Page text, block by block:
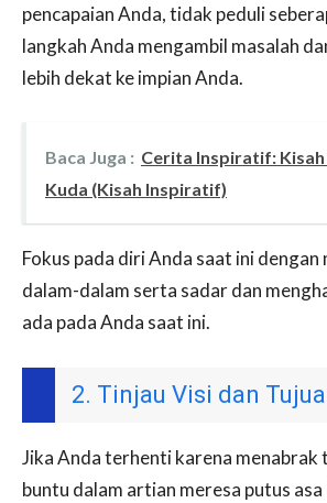
pencapaian Anda, tidak peduli
langkah Anda mengambil masalah
lebih dekat ke impian Anda.
Baca Juga : Cerita Inspiratif: Kisah
Kuda (Kisah Inspiratif)
Fokus pada diri Anda saat ini dengan
dalam-dalam serta sadar dan
ada pada Anda saat ini.
2. Tinjau Visi dan
Jika Anda terhenti karena menabrak
buntu dalam artian meresa putus